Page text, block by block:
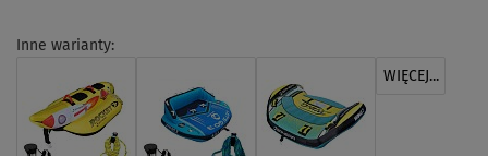
Inne warianty:
WIĘCEJ...